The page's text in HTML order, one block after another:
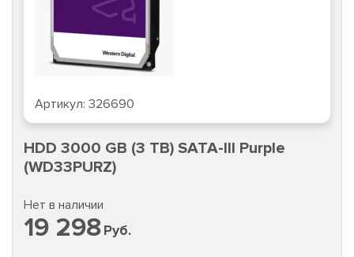
Артикул: 326690
HDD 3000 GB (3 TB) SATA-III Purple
(WD33PURZ)
Нет в наличии
19 298Руб.